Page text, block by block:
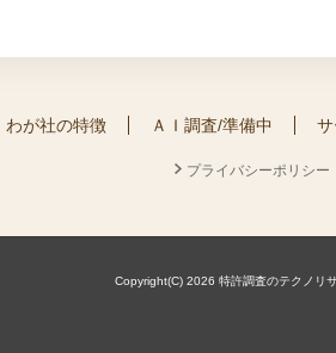
わが社の特徴 ＡＩ調査/準備中
プライバシーポリシー
Copyright(C) 2026 特許調査のテクノリ